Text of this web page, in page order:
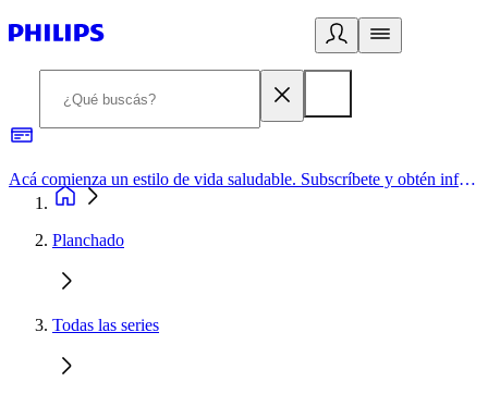
Acá comienza un estilo de vida saludable. Subscríbete y obtén información de primera mano
Planchado
Todas las series